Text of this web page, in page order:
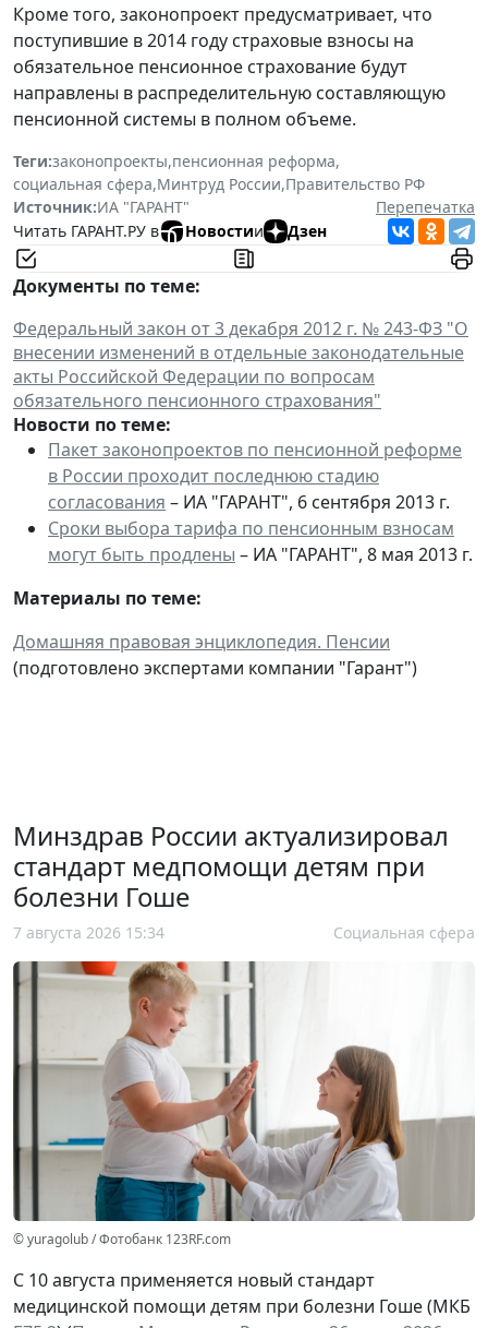
Кроме того, законопроект предусматривает, что
поступившие в 2014 году страховые взносы на
обязательное пенсионное страхование будут
направлены в распределительную составляющую
пенсионной системы в полном объеме.
Теги:законопроекты,пенсионная реформа,
социальная сфера,Минтруд России,Правительство РФ
Источник:ИА "ГАРАНТ"
Перепечатка
Читать ГАРАНТ.РУ в
Новостии Дзен
Документы по теме:
Федеральный закон от 3 декабря 2012 г. № 243-ФЗ "О
внесении изменений в отдельные законодательные
акты Российской Федерации по вопросам
обязательного пенсионного страхования"
Новости по теме:
Пакет законопроектов по пенсионной реформе
в России проходит последнюю стадию
согласования – ИА "ГАРАНТ", 6 сентября 2013 г.
Cроки выбора тарифа по пенсионным взносам
могут быть продлены – ИА "ГАРАНТ", 8 мая 2013 г.
Материалы по теме:
Домашняя правовая энциклопедия. Пенсии
(подготовлено экспертами компании "Гарант")
Минздрав России актуализировал
стандарт медпомощи детям при
болезни Гоше
7 августа 2026 15:34 Социальная сфера
© yuragolub / Фотобанк 123RF.com
С 10 августа применяется новый стандарт
медицинской помощи детям при болезни Гоше (МКБ